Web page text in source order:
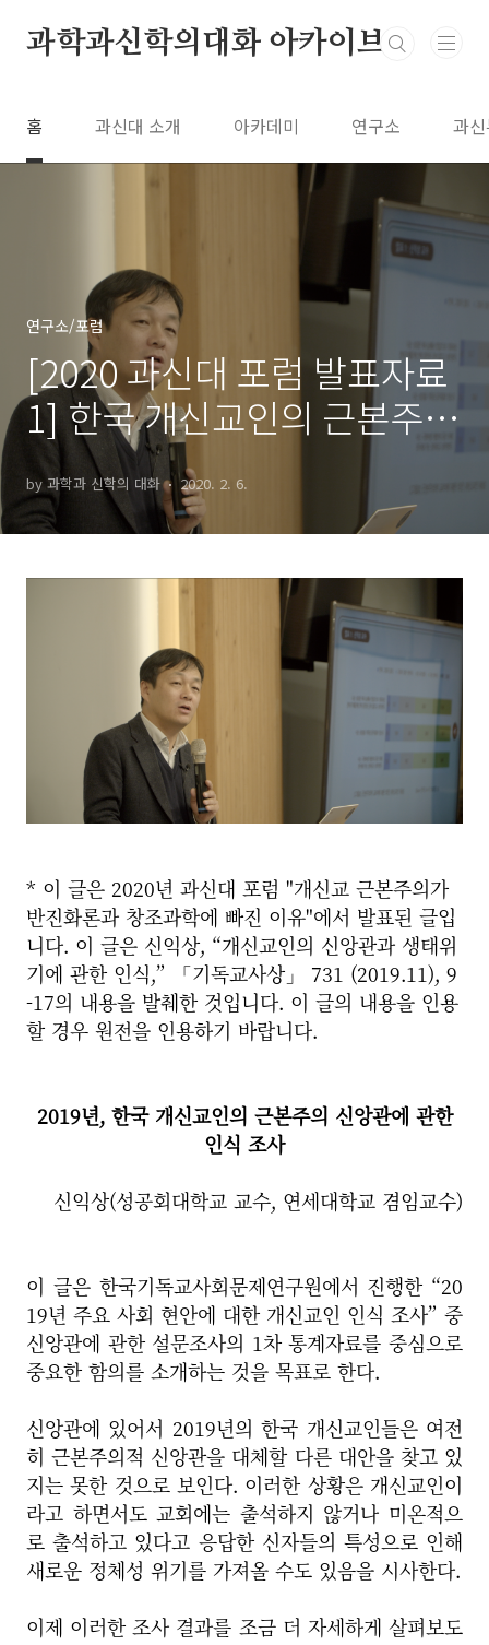
과학과신학의대화 아카이브
홈 과신대 소개 아카데미 연구소 과
연구소/포럼
[2020 과신대 포럼 발표자료
1] 한국 개신교인의 근본주의
신앙관에 관한 인식 조사 (신
익상 교수)
by 과학과 신학의 대화 2020. 2. 6.
* 이 글은 2020년 과신대 포럼 "개신교 근본주의가
반진화론과 창조과학에 빠진 이유"에서 발표된 글입
니다. 이 글은 신익상, “개신교인의 신앙관과 생태위
기에 관한 인식,” 「기독교사상」 731 (2019.11), 9
-17의 내용을 발췌한 것입니다. 이 글의 내용을 인용
할 경우 원전을 인용하기 바랍니다.
2019년, 한국 개신교인의 근본주의 신앙관에 관한
인식 조사
신익상(성공회대학교 교수, 연세대학교 겸임교수)
이 글은 한국기독교사회문제연구원에서 진행한 “20
19년 주요 사회 현안에 대한 개신교인 인식 조사” 중
신앙관에 관한 설문조사의 1차 통계자료를 중심으로
중요한 함의를 소개하는 것을 목표로 한다.
신앙관에 있어서 2019년의 한국 개신교인들은 여전
히 근본주의적 신앙관을 대체할 다른 대안을 찾고 있
지는 못한 것으로 보인다. 이러한 상황은 개신교인이
라고 하면서도 교회에는 출석하지 않거나 미온적으
로 출석하고 있다고 응답한 신자들의 특성으로 인해
새로운 정체성 위기를 가져올 수도 있음을 시사한다.
이제 이러한 조사 결과를 조금 더 자세하게 살펴보도